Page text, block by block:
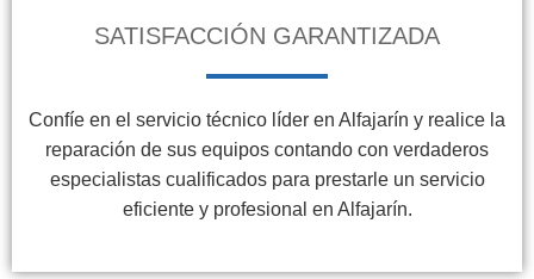
SATISFACCIÓN GARANTIZADA
Confíe en el servicio técnico líder en Alfajarín y realice la
reparación de sus equipos contando con verdaderos
especialistas cualificados para prestarle un servicio
eficiente y profesional en Alfajarín.